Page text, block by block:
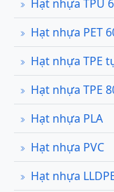
Hạt nhựa TPU
Hạt nhựa PET
Hạt nhựa TPE
Hạt nhựa TPE
Hạt nhựa PLA
Hạt nhựa PVC
Hạt nhựa